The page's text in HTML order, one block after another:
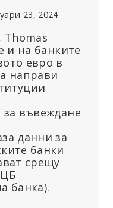
23, 2024
Thomas
и на банките
евро в
направи
за въвеждане
данни за
банки
срещу
банка).